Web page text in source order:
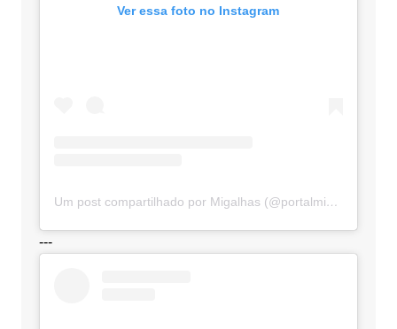
Ver essa foto no Instagram
Um post compartilhado por Migalhas (@portalmigalhas)
---